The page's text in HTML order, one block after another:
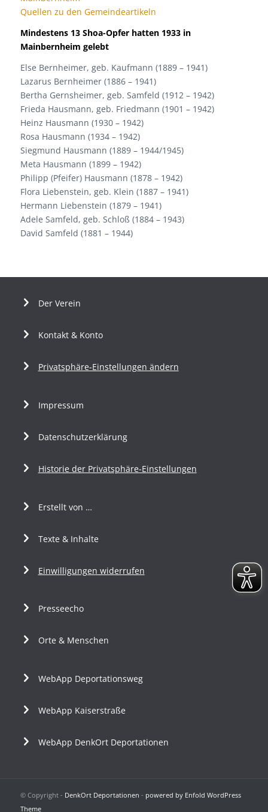
Quellen zu den Gemeindeartikeln
Mindestens 13 Shoa-Opfer hatten 1933 in
Mainbernheim gelebt
Else Bernheimer, geb. Kaufmann (1889 – 1941)
Lazarus Bernheimer (1886 – 1941)
Bertha Gernsheimer, geb. Samfeld (1912 – 1942)
Frieda Hausmann, geb. Friedmann (1901 – 1942)
Heinz Hausmann (1930 – 1942)
Rosa Hausmann (1934 – 1942)
Siegmund Hausmann (1889 – 1944/1945)
Meta Hausmann (1899 – 1942)
Philipp (Pfeifer) Hausmann (1878 – 1942)
Flora Liebenstein, geb. Klein (1887 – 1941)
Hermann Liebenstein (1879 – 1941)
Adele Samfeld, geb. Schloß (1884 – 1943)
David Samfeld (1881 – 1944)
Der Verein
Kontakt & Konto
Privatsphäre-Einstellungen ändern
Impressum
Datenschutzerklärung
Historie der Privatsphäre-Einstellungen
Erstellt von …
Texte & Inhalte
Einwilligungen widerrufen
Presseecho
Orte & Menschen
WebApp Deportationsweg
WebApp Kaiserstraße
WebApp DenkOrt Deportationen
© Copyright - DenkOrt Deportationen - powered by Enfold WordPress
Theme